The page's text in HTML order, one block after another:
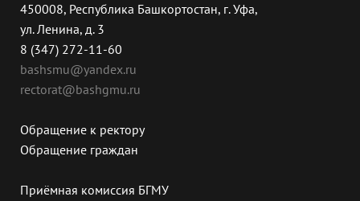
450008, Республика Башкортостан, г. Уфа,
ул. Ленина, д. 3
8 (347) 272-11-60
bashsmu@yandex.ru
rectorat@bashgmu.ru
Обращение к ректору
Обращение граждан
Приёмная комиссия БГМУ